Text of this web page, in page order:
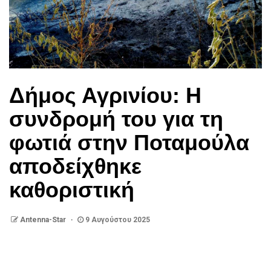
Δήμος Αγρινίου: Η
συνδρομή του για τη
φωτιά στην Ποταμούλα
αποδείχθηκε
καθοριστική
Antenna-Star 9 Αυγούστου 2025